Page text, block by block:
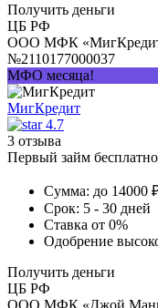
Получить деньги
ЦБ РФ
ООО МФК
№2110177000037
МФО месяца!
МигКредит
4.7
3 отзыва
Первый займ бесплатно
Сумма: до 14000
Срок: 5 - 30 дней
Ставка от 0%
Одобрение
Получить деньги
ЦБ РФ
ООО МФК «Джой